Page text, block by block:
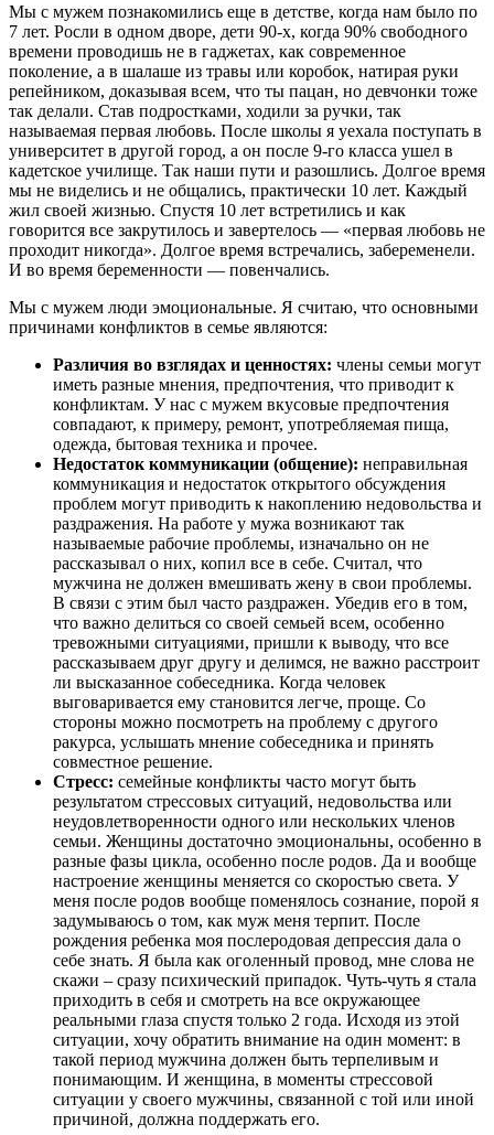
Мы с мужем познакомились еще в детстве, когда нам было по
7 лет. Росли в одном дворе, дети 90-х, когда 90% свободного
времени проводишь не в гаджетах, как современное
поколение, а в шалаше из травы или коробок, натирая руки
репейником, доказывая всем, что ты пацан, но девчонки тоже
так делали. Став подростками, ходили за ручки, так
называемая первая любовь. После школы я уехала поступать в
университет в другой город, а он после 9-го класса ушел в
кадетское училище. Так наши пути и разошлись. Долгое время
мы не виделись и не общались, практически 10 лет. Каждый
жил своей жизнью. Спустя 10 лет встретились и как
говорится все закрутилось и завертелось — «первая любовь не
проходит никогда». Долгое время встречались, забеременели.
И во время беременности — повенчались.
Мы с мужем люди эмоциональные. Я считаю, что основными
причинами конфликтов в семье являются:
Различия во взглядах и ценностях: члены семьи могут
иметь разные мнения, предпочтения, что приводит к
конфликтам. У нас с мужем вкусовые предпочтения
совпадают, к примеру, ремонт, употребляемая пища,
одежда, бытовая техника и прочее.
Недостаток коммуникации (общение): неправильная
коммуникация и недостаток открытого обсуждения
проблем могут приводить к накоплению недовольства и
раздражения. На работе у мужа возникают так
называемые рабочие проблемы, изначально он не
рассказывал о них, копил все в себе. Считал, что
мужчина не должен вмешивать жену в свои проблемы.
В связи с этим был часто раздражен. Убедив его в том,
что важно делиться со своей семьей всем, особенно
тревожными ситуациями, пришли к выводу, что все
рассказываем друг другу и делимся, не важно расстроит
ли высказанное собеседника. Когда человек
выговаривается ему становится легче, проще. Со
стороны можно посмотреть на проблему с другого
ракурса, услышать мнение собеседника и принять
совместное решение.
Стресс: семейные конфликты часто могут быть
результатом стрессовых ситуаций, недовольства или
неудовлетворенности одного или нескольких членов
семьи. Женщины достаточно эмоциональны, особенно в
разные фазы цикла, особенно после родов. Да и вообще
настроение женщины меняется со скоростью света. У
меня после родов вообще поменялось сознание, порой я
задумываюсь о том, как муж меня терпит. После
рождения ребенка моя послеродовая депрессия дала о
себе знать. Я была как оголенный провод, мне слова не
скажи – сразу психический припадок. Чуть-чуть я стала
приходить в себя и смотреть на все окружающее
реальными глаза спустя только 2 года. Исходя из этой
ситуации, хочу обратить внимание на один момент: в
такой период мужчина должен быть терпеливым и
понимающим. И женщина, в моменты стрессовой
ситуации у своего мужчины, связанной с той или иной
причиной, должна поддержать его.